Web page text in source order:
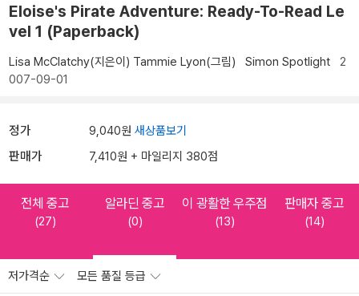
Eloise's Pirate Adventure: Ready-To-Read Le
vel 1 (Paperback)
Lisa McClatchy(지은이) Tammie Lyon(그림) Simon Spotlight 2
007-09-01
정가 9,040원 새상품보기
판매가 7,410원 + 마일리지 380점
전체 중고
(27)
알라딘 중고
(0)
이 광활한 우주점
(13)
판매자 중고
(14)
저가격순 모든 품질 등급